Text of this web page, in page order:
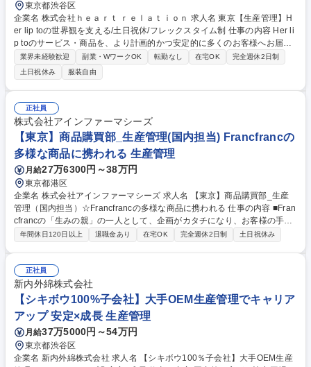
東京都渋谷区
企業名 株式会社ｈｅａｒｔ ｒｅｌａｔｉｏｎ 求人名 東京【生産管理】H
er lip toの世界観を支える/土日祝休/フレックスタイム制 仕事の内容 Her li
p toのサービス・商品を、より計画的かつ安定的に多くのお客様へお届け
する当社にて、生産管理として事業全体を横断的に推進する業務をお任せ
します。ブランドの世界観や価値観を大切にしながら、 商品づくりの中核
を担っていただく重要な役割です。 【業務詳細】 ■品質、コストの管理 ■
企画から納品までのスケジュール管理 ■各部署、メーカーとの調整および
交渉 ■素材や資材の提案、手配 ■サンプル及び製品の検品 ■生産背景の選
定および新規開拓業務 など 募集職種 東京【生産管理】Her lip toの世界観
を支える/土日祝休/フレックスタイム制
業界未経験歓迎 副業・WワークOK 転勤なし 在宅OK
完全週休2日制
土日祝休み
服装自由
正社員
株式会社アインファーマシーズ
【東京】商品購買部_生産管理(国内担当) Francfrancの
多様な商品に携われる 生産管理
月給27万6300円～38万円
東京都港区
企業名 株式会社アインファーマシーズ 求人名 【東京】商品購買部_生産
管理（国内担当）☆Francfrancの多様な商品に携われる 仕事の内容 ■Fran
cfrancの「生みの親」の一人として、企画がカタチになり、お客様の手元
に届くまでの全てのプロセスをコントロールしていただきます。 ・商品生
ーチャンダイザー）計画チームと連携し、最適な在庫調整 募集職種 【東
京】商品購買部_生産管理（国内担当）☆Francfrancの多様な商品に携わ
れる
年間休日120日以上 退職金あり 在宅OK 完全週休2日制 土日祝休み
正社員
新内外綿株式会社
【シキボウ100%子会社】大手OEM生産管理でキャリア
アップ 安定×成長 生産管理
月給37万5000円～54万円
東京都渋谷区
企業名 新内外綿株式会社 求人名 【シキボウ100％子会社】大手OEM生産